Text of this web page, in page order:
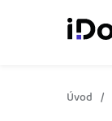
Úvod